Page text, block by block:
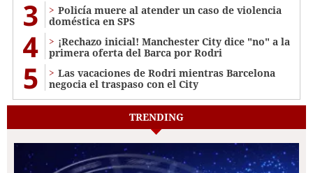
3
Policía muere al atender un caso de violencia
doméstica en SPS
4
¡Rechazo inicial! Manchester City dice "no" a la
primera oferta del Barca por Rodri
5
Las vacaciones de Rodri mientras Barcelona
negocia el traspaso con el City
TRENDING